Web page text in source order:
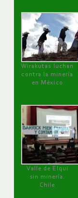
Wirakutas luchan
contra la minería
en México
Valle de Elqui
sin minería.
Chile